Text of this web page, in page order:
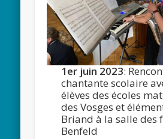
1er juin 2023:
chantante scolaire
élèves des écoles
des Vosges et
Briand à la salle des
Benfeld